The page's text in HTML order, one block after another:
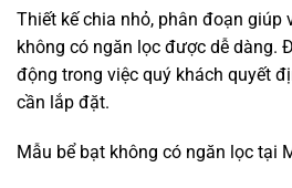
Thiết kế chia nhỏ, phân đoạn giúp
không có ngăn lọc được dễ dàng.
động trong việc quý khách quyết
cần lắp đặt.
Mẫu bể bạt không có ngăn lọc tại